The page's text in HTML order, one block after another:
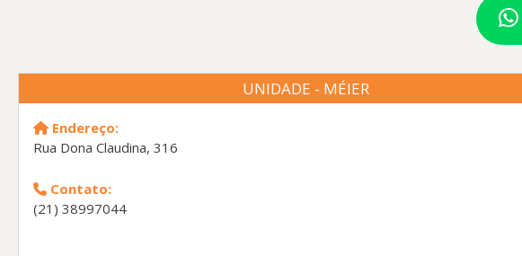
UNIDADE - MÉIER
Endereço:
Rua Dona Claudina, 316
Contato:
(21) 38997044